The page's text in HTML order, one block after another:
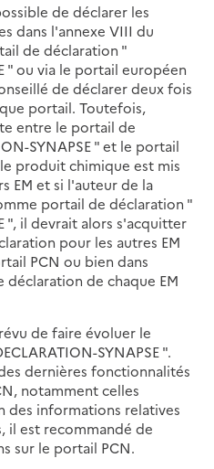
de déclarer les
dans l'annexe VIII du
de déclaration "
" ou via le portail européen
de déclarer deux fois
portail. Toutefois,
entre le portail de
SYNAPSE " et le portail
produit chimique est mis
EM et si l'auteur de la
portail de déclaration "
", il devrait alors s'acquitter
pour les autres EM
PCN ou bien dans
de chaque EM
de faire évoluer le
SYNAPSE ".
dernières fonctionnalités
notamment celles
des informations relatives
il est recommandé de
sur le portail PCN.